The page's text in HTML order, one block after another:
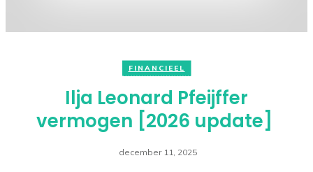
FINANCIEEL
Ilja Leonard Pfeijffer
vermogen [2026 update]
december 11, 2025